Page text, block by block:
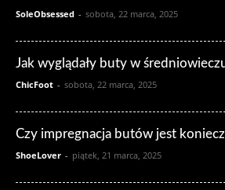
SoleObsessed - sobota, 22 marca, 2025
Jak wyglądały buty w
ChicFoot - sobota, 22 marca, 2025
Czy impregnacja butów jest
ShoeLover - piątek, 21 marca, 2025